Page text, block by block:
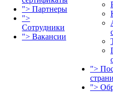
"> Партнеры
">
Сотрудники
"> Вакансии
">
">